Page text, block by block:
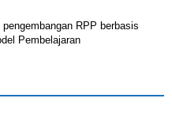
RPP berbasis
Pembelajaran